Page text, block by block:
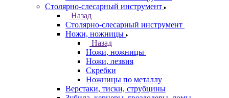
Столярно-слесарный инструмент
Назад
Столярно-слесарный инструмент
Ножи, ножницы
Назад
Ножи, ножницы
Ножи, лезвия
Скребки
Ножницы по металлу
Верстаки, тиски, струбцины